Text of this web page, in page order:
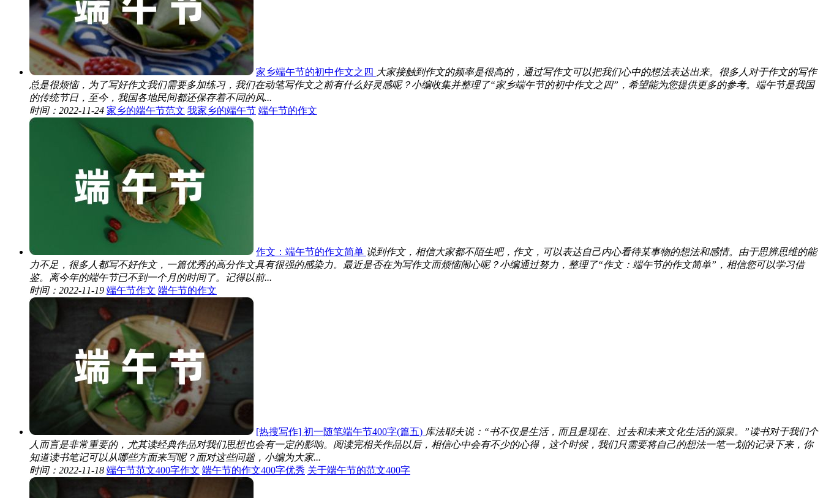
家乡端午节的初中作文之四 大家接触到作文的频率是很高的，通过写作文可以把我们心中的想法表达出来。很多人对于作文的写作
总是很烦恼，为了写好作文我们需要多加练习，我们在动笔写作文之前有什么好灵感呢？小编收集并整理了“家乡端午节的初中作文之四”，希望能为您提供更多的参考。端午节是我国
的传统节日，至今，我国各地民间都还保存着不同的风...
时间：2022-11-24 家乡的端午节范文 我家乡的端午节 端午节的作文
作文：端午节的作文简单 说到作文，相信大家都不陌生吧，作文，可以表达自己内心看待某事物的想法和感情。由于思辨思维的能
力不足，很多人都写不好作文，一篇优秀的高分作文具有很强的感染力。最近是否在为写作文而烦恼闹心呢？小编通过努力，整理了“作文：端午节的作文简单”，相信您可以学习借
鉴。离今年的端午节已不到一个月的时间了。记得以前...
时间：2022-11-19 端午节作文 端午节的作文
[热搜写作] 初一随笔端午节400字(篇五) 库法耶夫说：“书不仅是生活，而且是现在、过去和未来文化生活的源泉。”读书对于我们个
人而言是非常重要的，尤其读经典作品对我们思想也会有一定的影响。阅读完相关作品以后，相信心中会有不少的心得，这个时候，我们只需要将自己的想法一笔一划的记录下来，你
知道读书笔记可以从哪些方面来写呢？面对这些问题，小编为大家...
时间：2022-11-18 端午节范文400字作文 端午节的作文400字优秀 关于端午节的范文400字